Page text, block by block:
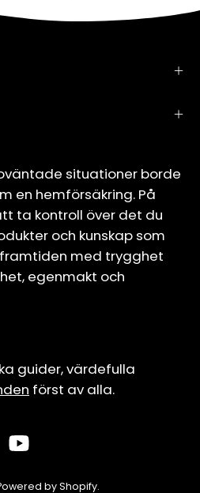
situationer borde
en hemförsäkring. På
ta kontroll över det du
och kunskap som
med trygghet
egenmakt och
guider, värdefulla
först av alla.
byShopify.